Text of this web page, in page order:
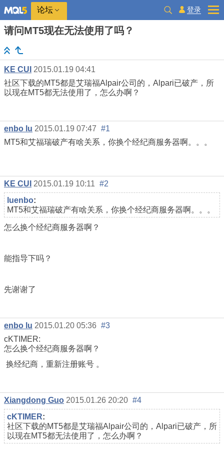
论坛 登录
请问MT5现在无法使用了吗？
KE CUI 2015.01.19 04:41
社区下载的MT5都是艾瑞福Alpair公司的，Alpari已破产，所
以现在MT5都无法使用了，怎么办啊？
enbo lu 2015.01.19 07:47 #1
MT5和艾福瑞破产有啥关系，你换个经纪商服务器啊。。。
KE CUI 2015.01.19 10:11 #2
luenbo:
MT5和艾福瑞破产有啥关系，你换个经纪商服务器啊。。。
怎么换个经纪商服务器啊？
能指导下吗？
先谢谢了
enbo lu 2015.01.20 05:36 #3
cKTIMER:
怎么换个经纪商服务器啊？
换经纪商，重新注册账号 。
Xiangdong Guo 2015.01.26 20:20 #4
cKTIMER:
社区下载的MT5都是艾瑞福Alpair公司的，Alpari已破产，所
以现在MT5都无法使用了，怎么办啊？